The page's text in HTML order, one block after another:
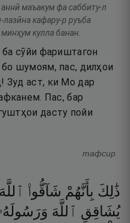
маъакум фа саббиту-л
кафару-р руъба
кулла банан.
сӯйи фариштагон
шумоям, пас, дилҳои
Зуд аст, ки Мо дар
Пас, бар
дасту пойи
тафсир
ذَٰلِكَ بِأَنَّهُمْ شَآقُّوا۟ ٱللَّهَ
يُشَاقِقِ ٱللَّهَ وَرَسُولَهُۥ